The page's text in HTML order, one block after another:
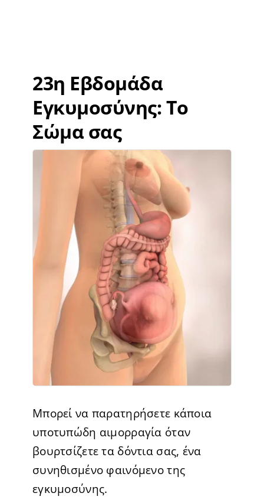
23η Εβδομάδα
Εγκυμοσύνης: Το
Σώμα σας
Μπορεί να παρατηρήσετε κάποια
υποτυπώδη αιμορραγία όταν
βουρτσίζετε τα δόντια σας, ένα
συνηθισμένο φαινόμενο της
εγκυμοσύνης.